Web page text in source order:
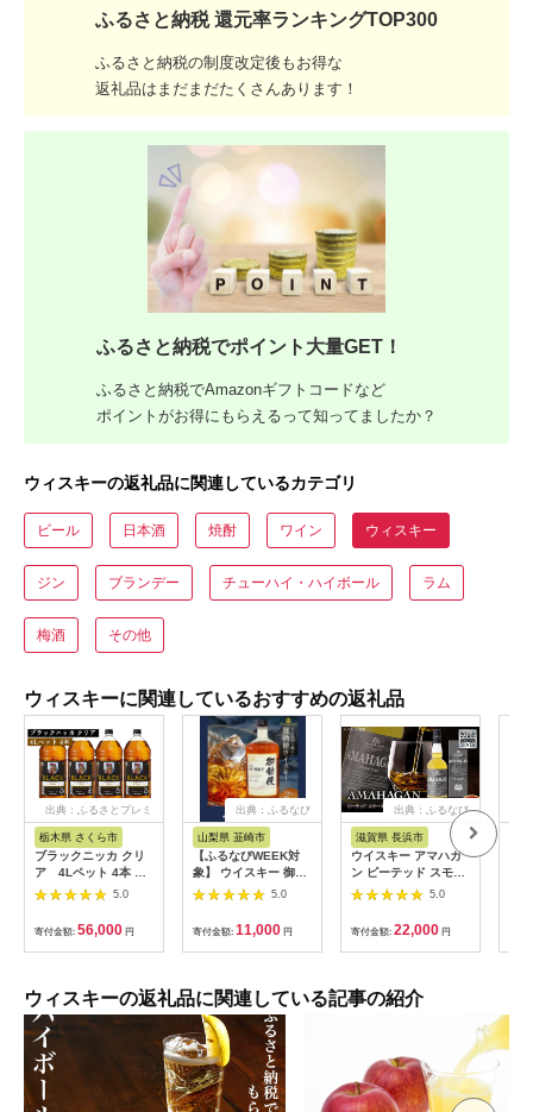
ふるさと納税 還元率ランキングTOP300
ふるさと納税の制度改定後もお得な
返礼品はまだまだたくさんあります！
ふるさと納税でポイント大量GET！
ふるさと納税でAmazonギフトコードなど
ポイントがお得にもらえるって知ってましたか？
ウィスキーの返礼品に関連しているカテゴリ
ビール 日本酒 焼酎 ワイン ウィスキー
ジン ブランデー チューハイ・ハイボール ラム
梅酒 その他
ウィスキーに関連しているおすすめの返礼品
出典：ふるさとプレミ
栃木県 さくら市
ブラックニッカ クリ
ア 4Lペット 4本 ｜
栃木県さくら市で熟成
ウィスキー お酒 酒 ハ
イボール お湯割り 水
割り ロック 飲む 国産
洋酒 ジャパニーズ ウ
み 洋酒 アルコール 贈
答 ギフト 贈り物
5.0
寄付金額: 56,000 円
出典：ふるなび
山梨県 韮崎市
【ふるなびWEEK対
象】 ウイスキー 御勅
使(みだい) 700ml×3
本｜ウィスキー ハイ
5.0
寄付金額: 11,000 円
出典：ふるなび
滋賀県 長浜市
ウイスキー アマハガ
ン ピーテッド スモー
キーモルト
5.0
寄付金額: 22,000 円
ウィスキーの返礼品に関連している記事の紹介